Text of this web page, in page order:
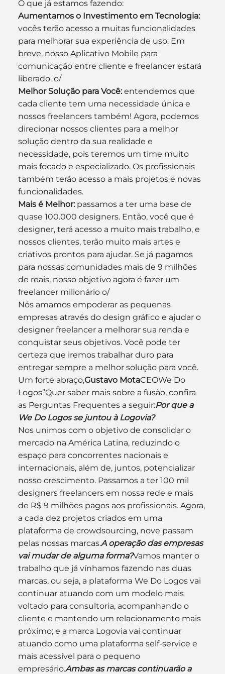
O que já estamos fazendo:
Aumentamos o Investimento em Tecnologia:
vocês terão acesso a muitas funcionalidades
para melhorar sua experiência de uso. Em
breve, nosso Aplicativo Mobile para
comunicação entre cliente e freelancer estará
liberado. o/
Melhor Solução para Você: entendemos que
cada cliente tem uma necessidade única e
nossos freelancers também! Agora, podemos
direcionar nossos clientes para a melhor
solução dentro da sua realidade e
necessidade, pois teremos um time muito
mais focado e especializado. Os profissionais
também terão acesso a mais projetos e novas
funcionalidades.
Mais é Melhor: passamos a ter uma base de
quase 100.000 designers. Então, você que é
designer, terá acesso a muito mais trabalho, e
nossos clientes, terão muito mais artes e
criativos prontos para ajudar. Se já pagamos
para nossas comunidades mais de 9 milhões
de reais, nosso objetivo agora é fazer um
freelancer milionário o/
Nós amamos empoderar as pequenas
empresas através do design gráfico e ajudar o
designer freelancer a melhorar sua renda e
conquistar seus objetivos. Você pode ter
certeza que iremos trabalhar duro para
entregar sempre a melhor solução para você.
Um forte abraço,Gustavo MotaCEOWe Do
Logos”Quer saber mais sobre a fusão, confira
as Perguntas Frequentes a seguir:Por que a
We Do Logos se juntou à Logovia?
Nos unimos com o objetivo de consolidar o
mercado na América Latina, reduzindo o
espaço para concorrentes nacionais e
internacionais, além de, juntos, potencializar
nosso crescimento. Passamos a ter 100 mil
designers freelancers em nossa rede e mais
de R$ 9 milhões pagos aos profissionais. Agora,
a cada dez projetos criados em uma
plataforma de crowdsourcing, nove passam
pelas nossas marcas.A operação das empresas
vai mudar de alguma forma?Vamos manter o
trabalho que já vínhamos fazendo nas duas
marcas, ou seja, a plataforma We Do Logos vai
continuar atuando com um modelo mais
voltado para consultoria, acompanhando o
cliente e mantendo um relacionamento mais
próximo; e a marca Logovia vai continuar
atuando como uma plataforma self-service e
mais acessível para o pequeno
empresário.Ambas as marcas continuarão a